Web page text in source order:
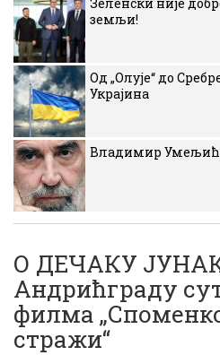
земљи!
Од „Олује“ до
Украјина
Владимир Умељић:
О ДЕЧАКУ
Андрићграду
филма
стражи“